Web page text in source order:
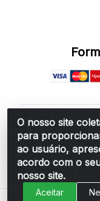
O nosso site
para
ao usuário,
acordo com o
nosso site.
Aceitar
Belchior
Vereador
Bárbara